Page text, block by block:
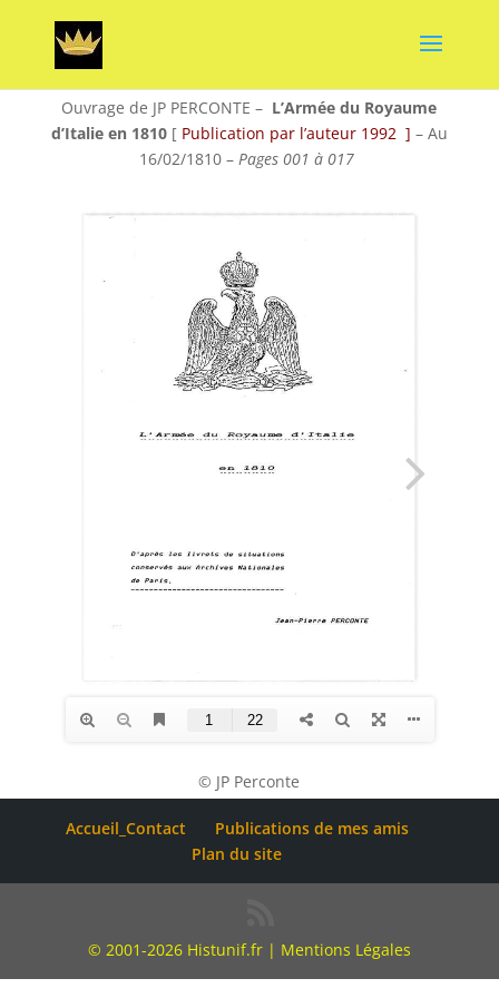
Ouvrage de JP PERCONTE – L’Armée du Royaume
d’Italie en 1810[ Publication par l’auteur 1992 ] – Au
16/02/1810 –Pages 001 à 017
© JP Perconte
Accueil_Contact
Publications de mes amis
Plan du site
© 2001-2026 Histunif.fr | Mentions Légales